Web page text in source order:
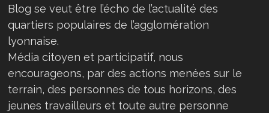
Blog se veut être l’écho de l’actualité des
quartiers populaires de l’agglomération
lyonnaise.
Média citoyen et participatif, nous
encourageons, par des actions menées sur le
terrain, des personnes de tous horizons, des
jeunes travailleurs et toute autre personne